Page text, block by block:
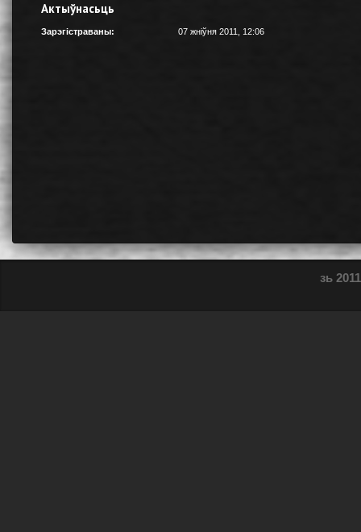
Актыўнасьць
Зарэгістраваны: 07 жніўня 2011, 12:06
зь 2011